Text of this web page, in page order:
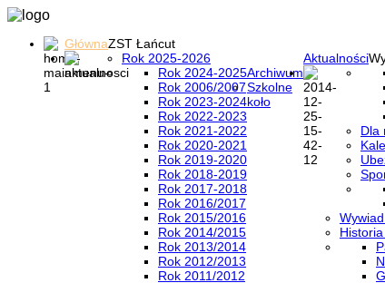
GłównaZST Łańcut
Aktualności
Rok 2025-2026
Archiwum
Rok 2024-2025
Rok 2006/2007
Rok 2023-2024
Rok 2022-2023
Rok 2021-2022
Rok 2020-2021
Rok 2019-2020
Rok 2018-2019
Rok 2017-2018
Rok 2016/2017
Rok 2015/2016
Rok 2014/2015
Rok 2013/2014
Rok 2012/2013
Rok 2011/2012
Szkolne
koło
Dla
Historia